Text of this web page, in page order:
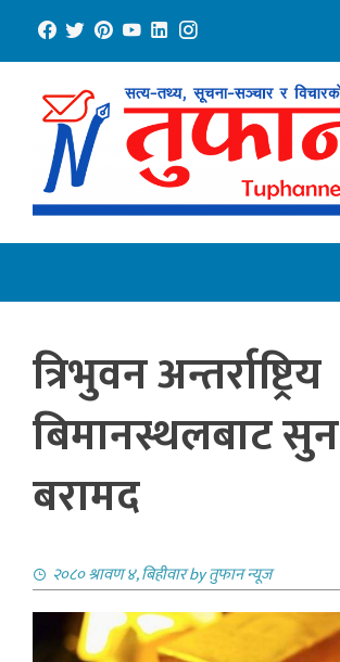
content
त्रिभुवन अन्तर्राष्ट्रिय
बिमानस्थलबाट सुन
बरामद
२०८० श्रावण ४, बिहीवारbyतुफान न्यूज